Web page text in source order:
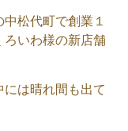
松代町で創業１
ろいわ様の新店舗
は晴れ間も出て